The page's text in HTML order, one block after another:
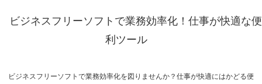
ビジネスフリーソフトで業務効率化！仕事が快適な便
利ツール
ビジネスフリーソフトで業務効率化を図りませんか？仕事が快適にはかどる便